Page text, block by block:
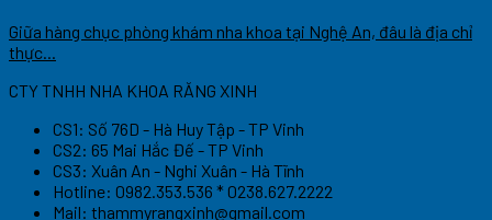
Giữa hàng chục phòng khám nha khoa tại Nghệ An, đâu là địa chỉ
thực...
CTY TNHH NHA KHOA RĂNG XINH
CS1: Số 76D - Hà Huy Tập - TP Vinh
CS2: 65 Mai Hắc Đế - TP Vinh
CS3: Xuân An - Nghi Xuân - Hà Tĩnh
Hotline: 0982.353.536 * 0238.627.2222
Mail: thammyrangxinh@gmail.com